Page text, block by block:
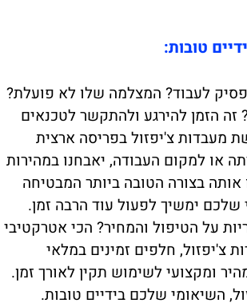
טובות:
לעבוד? המצלמה שלו לא פועלת?
זה הזמן להירגע ולהתקשר לטכנאים
מעבדות צ'יפזול בפריסה ארצית
או למקום העבודה, יאבחנו במהירות
בצורה הטובה ביותר המבטיחה
ימשיך לפעול עוד הרבה זמן.
על הטיפול והמחיר? הכי אטרקטיבי
צ'יפזול, חלפים זמינים במלאי
ומקצועי לשימוש תקין לאורך זמן.
השיאומי שלכם בידיים טובות.